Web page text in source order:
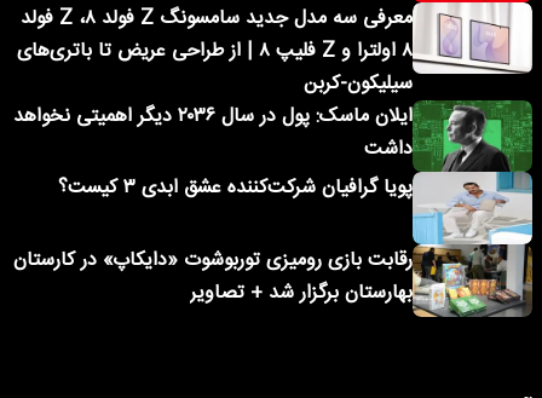
معرفی سه مدل جدید سامسونگ Z فولد ۸، Z فولد
۸ اولترا و Z فلیپ ۸ | از طراحی عریض تا باتری‌های
سیلیکون-کربن
ایلان ماسک: پول در سال ۲۰۳۶ دیگر اهمیتی نخواهد
داشت
پویا گرافیان شرکت‌کننده عشق ابدی ۳ کیست؟
رقابت بازی رومیزی توربوشوت «دایکاپ» در کارستان
بهارستان برگزار شد + تصاویر